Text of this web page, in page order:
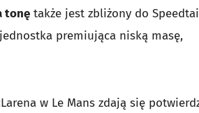
tonę także jest zbliżony do
premiująca niską masę,
w Le Mans zdają się